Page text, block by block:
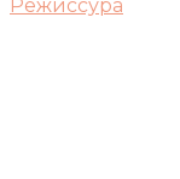
Режиссура